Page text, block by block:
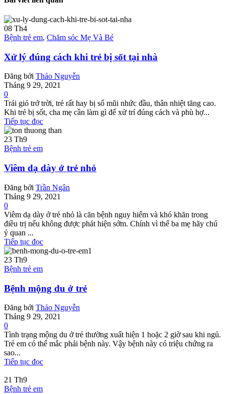
08 Th4
Bệnh trẻ em, Chăm sóc Mẹ Và Bé
Xử lý đúng cách khi trẻ bị sốt tại nhà
Đăng bởi Thảo Nguyễn
Tháng 9 29, 2021
0
Trái gió trở trời, trẻ rất hay bị sổ mũi nhức đầu, thân nhiệt tăng cao.
Khi trẻ bị sốt, cha mẹ cần làm gì để xử trí đúng cách và phù hợ...
Tiếp tục đọc
23 Th9
Bệnh trẻ em
Viêm dạ dày ở trẻ nhỏ
Đăng bởi Trần Ngân
Tháng 9 29, 2021
0
Viêm dạ dày ở trẻ nhỏ là căn bệnh nguy hiểm và khó khăn trong
điều trị nếu không được phát hiện sớm. Chính vì thế ba mẹ hãy chú
ý quan ...
Tiếp tục đọc
23 Th9
Bệnh trẻ em
Bệnh mộng du ở trẻ
Đăng bởi Thảo Nguyễn
Tháng 9 29, 2021
0
Tình trạng mộng du ở trẻ thường xuất hiện 1 hoặc 2 giờ sau khi ngủ.
Trẻ em có thể mắc phải bệnh này. Vậy bệnh này có triệu chứng ra
sao...
Tiếp tục đọc
21 Th9
Bệnh trẻ em